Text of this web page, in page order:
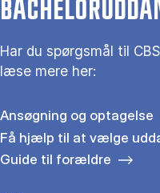
Har du spørgsmål til
læse mere her:
Ansøgning og optagelse
Få hjælp til at vælge
Guide til forældre